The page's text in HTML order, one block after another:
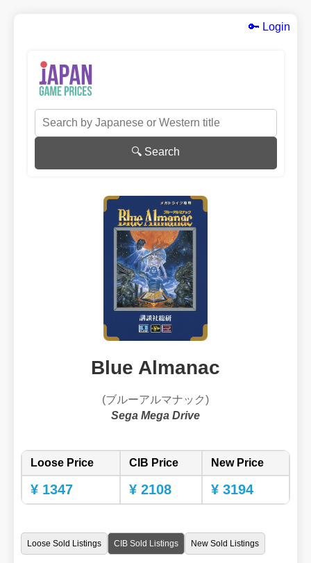
🔑 Login
🔍 Search
Blue Almanac
(ブルーアルマナック)
Sega Mega Drive
Loose Price CIB Price New Price
¥ 1347 ¥ 2108 ¥ 3194
Loose Sold Listings CIB Sold Listings New Sold Listings